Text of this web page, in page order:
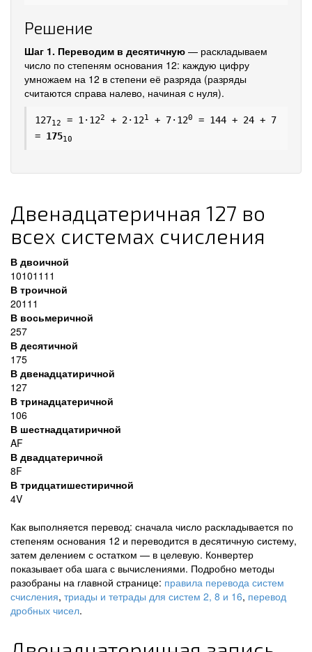
Решение
Шаг 1. Переводим в десятичную — раскладываем
число по степеням основания 12: каждую цифру
умножаем на 12 в степени её разряда (разряды
считаются справа налево, начиная с нуля).
12712 = 1·122 + 2·121 + 7·120
= 144 + 24 + 7
= 17510
Двенадцатеричная 127 во
всех системах счисления
В двоичной
10101111
В троичной
20111
В восьмеричной
257
В десятичной
175
В двенадцатиричной
127
В тринадцатеричной
106
В шестнадцатиричной
AF
В двадцатеричной
8F
В тридцатишестиричной
4V
Как выполняется перевод: сначала число раскладывается по
степеням основания 12 и переводится в десятичную систему,
затем делением с остатком — в целевую. Конвертер
показывает оба шага с вычислениями. Подробно методы
разобраны на главной странице: правила перевода систем
счисления, триады и тетрады для систем 2, 8 и 16, перевод
дробных чисел.